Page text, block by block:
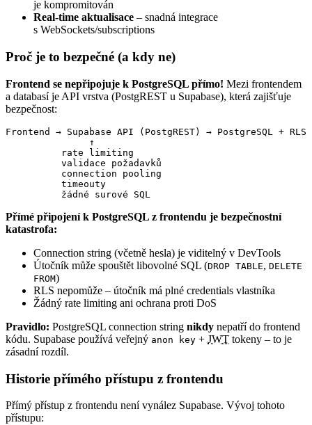
je kompromitován
Real-time aktualisace – snadná integrace
s WebSockets/subscriptions
Proč je to bezpečné (a kdy ne)
Frontend se nepřipojuje k PostgreSQL přímo! Mezi frontendem
a databasí je API vrstva (PostgREST u Supabase), která zajišťuje
bezpečnost:
Frontend → Supabase API (PostgREST) → PostgreSQL + RLS
               ↑
          rate limiting
          validace požadavků
          connection pooling
          timeouty
          žádné surové SQL
Přímé připojení k PostgreSQL z frontendu je bezpečnostní
katastrofa:
Connection string (včetně hesla) je viditelný v DevTools
Útočník může spouštět libovolné SQL (DROP TABLE, DELETE
FROM)
RLS nepomůže – útočník má plné credentials vlastníka
Žádný rate limiting ani ochrana proti DoS
Pravidlo: PostgreSQL connection string nikdy nepatří do frontend
kódu. Supabase používá veřejný anon key + JWT tokeny – to je
zásadní rozdíl.
Historie přímého přístupu z frontendu
Přímý přístup z frontendu není vynález Supabase. Vývoj tohoto
přístupu: